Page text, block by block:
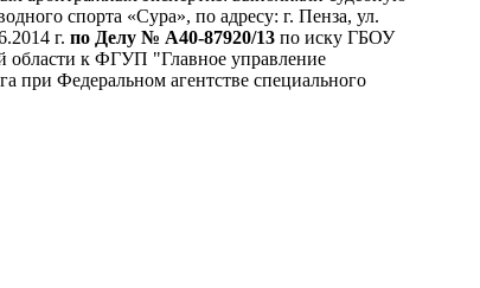
спорта «Сура», по адресу: г. Пенза, ул.
г. по Делу № А40-87920/13 по иску ГБОУ
к ФГУП "Главное управление
при Федеральном агентстве специального